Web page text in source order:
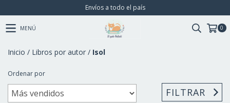
Envíos a todo el país
MENÚ 0
Inicio / Libros por autor / Isol
Ordenar por
FILTRAR